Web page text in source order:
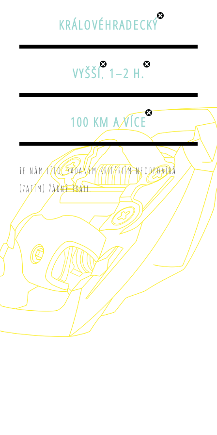
KRÁLOVÉHRADECKÝ
VYŠŠÍ, 1–2 H.
100 KM A VÍCE
Je nám líto, zadaným kritériím neodpovídá
(zatím) žádný trail.